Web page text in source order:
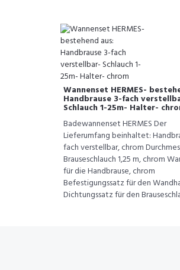
Wannenset HERMES-
Handbrause 3-fach
Schlauch 1-25m- Halter-
Badewannenset HERMES Der
Lieferumfang beinhaltet:
fach verstellbar, chrom
Brauseschlauch 1,25 m, chrom
für die Handbrause, chrom
Befestigungssatz für den
Dichtungssatz für den